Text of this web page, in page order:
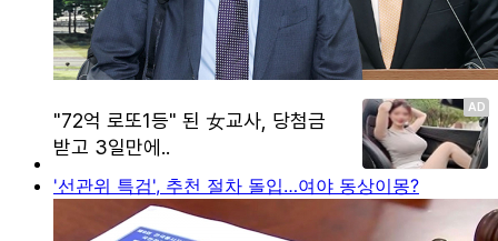
'선관위 특검', 추천 절차 돌입…여야 동상이몽?